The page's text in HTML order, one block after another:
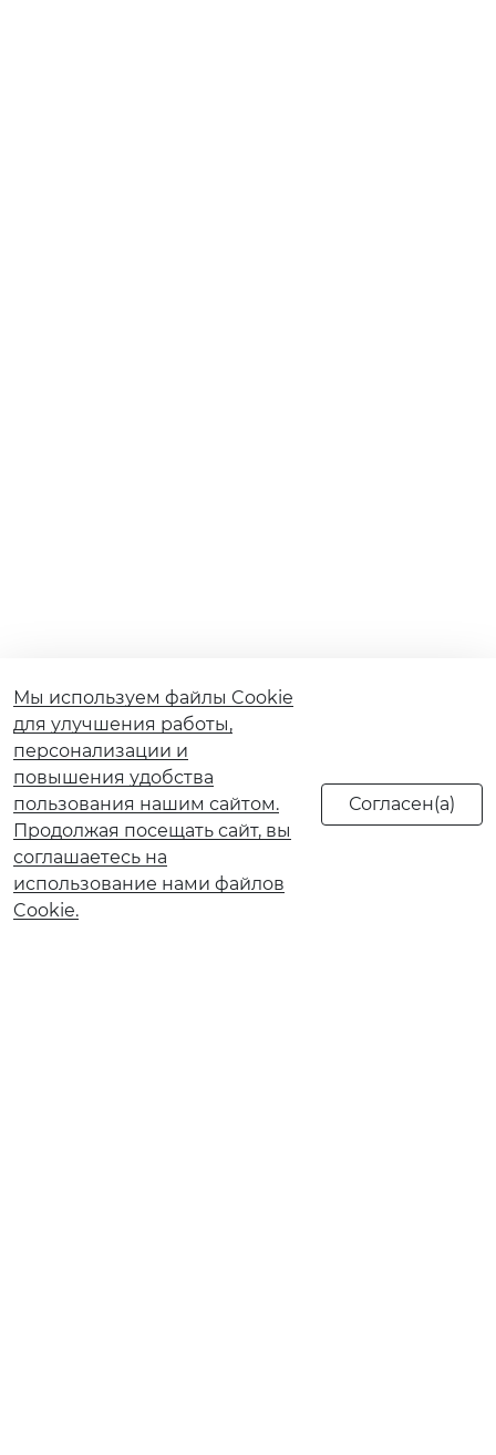
Мы используем файлы Cookie
для улучшения работы,
персонализации и
повышения удобства
пользования нашим сайтом.
Продолжая посещать сайт, вы
соглашаетесь на
использование нами файлов
Cookie.